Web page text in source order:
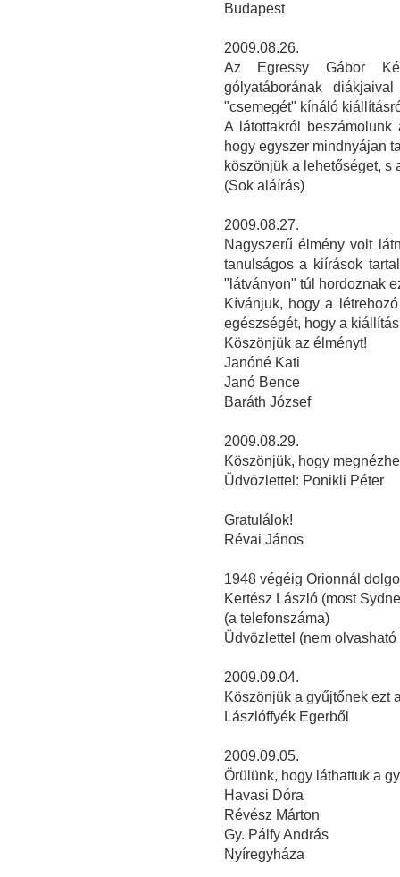
Budapest
2009.08.26.
Az Egressy Gábor
gólyatáborának
"csemegét" kínáló
A látottakról
hogy egyszer mindnyájan
köszönjük a lehetőséget, s
(Sok aláírás)
2009.08.27.
Nagyszerű élmény volt
tanulságos a kiírások
"látványon" túl hordoznak
Kívánjuk, hogy a
egészségét, hogy a
Köszönjük az élményt!
Janóné Kati
Janó Bence
Baráth József
2009.08.29.
Köszönjük, hogy
Üdvözlettel: Ponikli Péter
Gratulálok!
Révai János
1948 végéig Orionnál
Kertész László (most
(a telefonszáma)
Üdvözlettel (nem olvasható
2009.09.04.
Köszönjük a gyűjtőnek ezt
Lászlóffyék Egerből
2009.09.05.
Örülünk, hogy láthattuk a
Havasi Dóra
Révész Márton
Gy. Pálfy András
Nyíregyháza